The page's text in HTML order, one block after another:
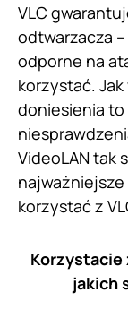
VLC
odtwarzacza
odporne na
korzystać.
doniesienia to
VideoLAN tak
korzystać z
Korzystacie
jakich